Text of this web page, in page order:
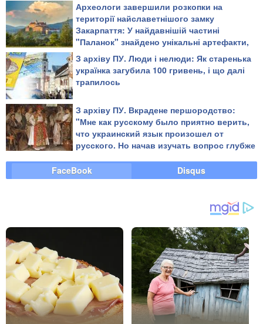
Археологи завершили розкопки на
території найславетнішого замку
Закарпаття: У найдавнішій частині
"Паланок" знайдено унікальні артефакти,
що висвітлюють невідому історію
твердині (відео)
З архіву ПУ. Люди і нелюди: Як старенька
українка загубила 100 гривень, і що далі
трапилось
З архіву ПУ. Вкрадене першородство:
"Мне как русскому было приятно верить,
что украинский язык произошел от
русского. Но начав изучать вопрос глубже
БашинськийFaceBook Disqus